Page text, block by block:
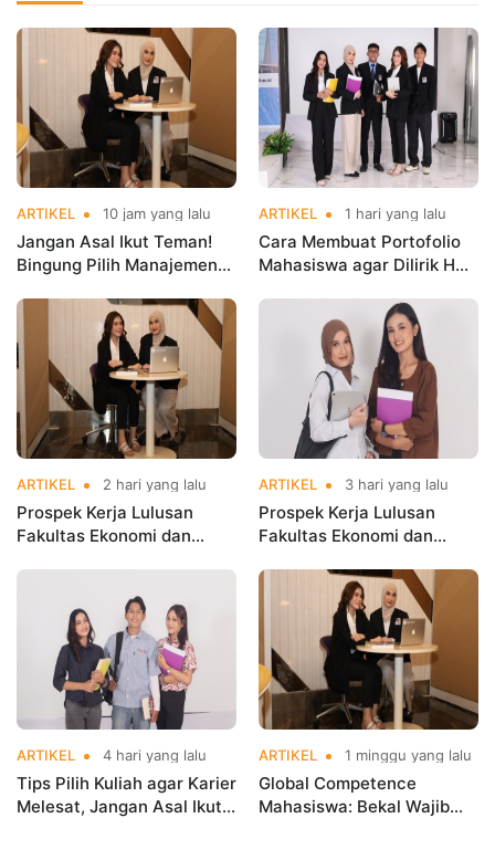
ARTIKEL 10 jam yang lalu
Jangan Asal Ikut Teman!
Bingung Pilih Manajemen
Jawabannya Sebelum
Kamu Salah Jurusan
ARTIKEL 1 hari yang lalu
Cara Membuat Portofolio
Mahasiswa agar Dilirik HRD
ARTIKEL 2 hari yang lalu
Prospek Kerja Lulusan
Fakultas Ekonomi dan
ARTIKEL 3 hari yang lalu
Prospek Kerja Lulusan
Fakultas Ekonomi dan
ARTIKEL 4 hari yang lalu
Tips Pilih Kuliah agar Karier
Melesat, Jangan Asal Ikut
ARTIKEL 1 minggu yang lalu
Global Competence
Mahasiswa: Bekal Wajib